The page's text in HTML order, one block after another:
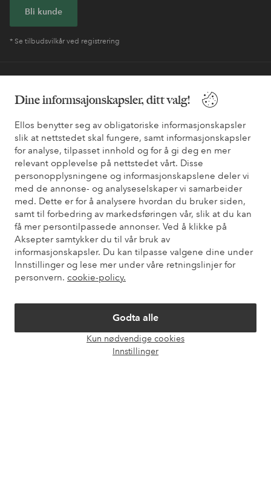
Dine informsajonskapsler, ditt valg!
Ellos benytter seg av obligatoriske informasjonskapsler
slik at nettstedet skal fungere, samt informasjonskapsler
for analyse, tilpasset innhold og for å gi deg en mer
relevant opplevelse på nettstedet vårt. Disse
personopplysningene og informasjonskapslene deler vi
med de annonse- og analyseselskaper vi samarbeider
med. Dette er for å analysere hvordan du bruker siden,
samt til forbedring av markedsføringen vår, slik at du kan
få mer persontilpassede annonser. Ved å klikke på
Aksepter samtykker du til vår bruk av
informasjonskapsler. Du kan tilpasse valgene dine under
Innstillinger og lese mer under våre retningslinjer for
personvern. cookie-policy.
Godta alle
Kun nødvendige cookies
Innstillinger
Bli kunde
* Se tilbudsvilkår ved registrering
Du finner svar på de vanligste spørsmålene i vår FAQ. Du finner
Kundeservice Bestilling Betalingsmåte
Mine sider
Om Ellos
Våre tjenester
Venner